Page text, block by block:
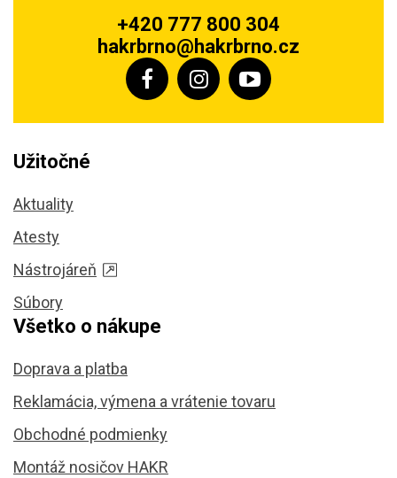
+420 777 800 304
hakrbrno@hakrbrno.cz
Užitočné
Aktuality
Atesty
Nástrojáreň
Súbory
Všetko o nákupe
Doprava a platba
Reklamácia, výmena a vrátenie tovaru
Obchodné podmienky
Montáž nosičov HAKR